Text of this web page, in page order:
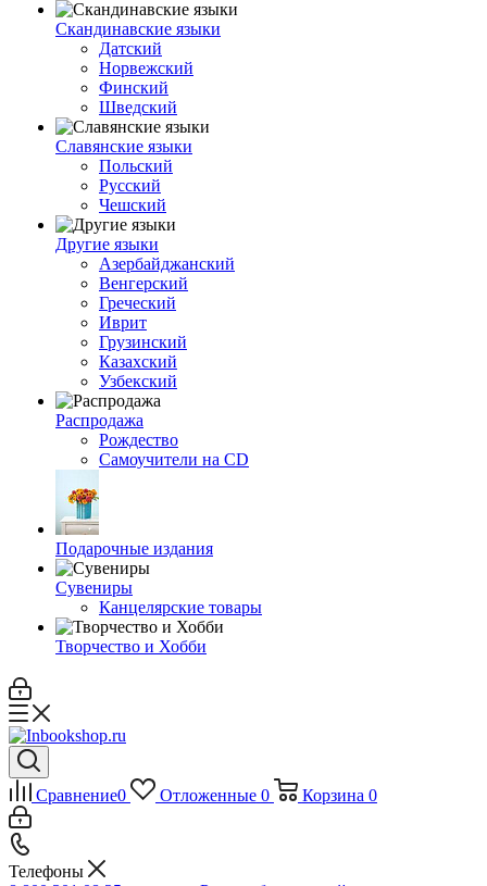
Скандинавские языки
Датский
Норвежский
Финский
Шведский
Славянские языки
Польский
Русский
Чешский
Другие языки
Азербайджанский
Венгерский
Греческий
Иврит
Грузинский
Казахский
Узбекский
Распродажа
Рождество
Самоучители на CD
Подарочные издания
Сувениры
Канцелярские товары
Творчество и Хобби
Сравнение0 Отложенные 0 Корзина 0
Телефоны